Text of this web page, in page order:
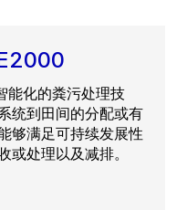
能化的粪污处理技
统到田间的分配或有
够满足可持续发展性
或处理以及减排。